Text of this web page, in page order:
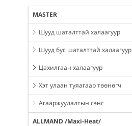
MASTER
Шууд шаталттай халаагуур
Шууд бус шаталттай халаагуур
Цахилгаан халаагуур
Хэт улаан туяагаар төөнөгч
Агааржуулалтын сэнс
ALLMAND /Maxi-Heat/